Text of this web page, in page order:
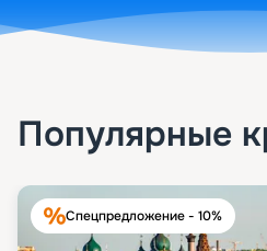
Популярные
Спецпредложение - 10%